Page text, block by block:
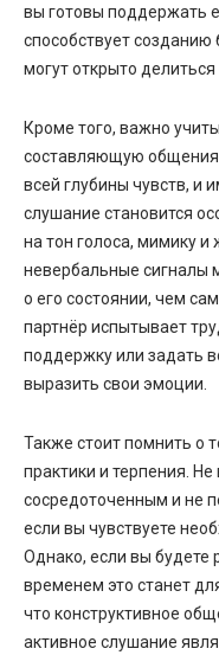
вы готовы поддержать
способствует созданию
могут открыто
Кроме того, важно
составляющую
всей глубины чувств, и
слушание становится
на тон голоса, мимику
невербальные сигналы
о его состоянии, чем
партнёр испытывает
поддержку или задать
выразить свои эмоции.
Также стоит помнить о
практики и терпения. Не
сосредоточенным и не
если вы чувствуете
Однако, если вы будете
временем это станет
что конструктивное
активное слушание